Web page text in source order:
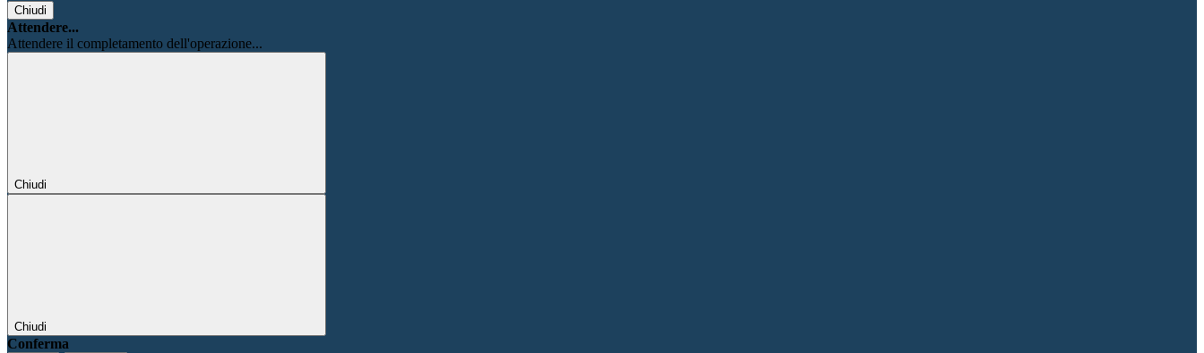
Chiudi
Attendere...
Attendere il completamento dell'operazione...
Chiudi
Chiudi
Conferma